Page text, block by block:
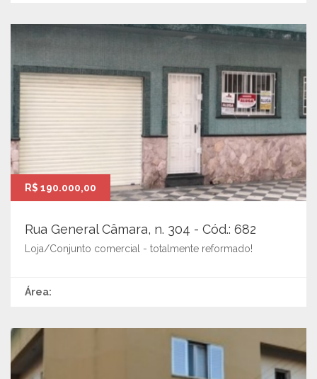
R$ 190.000,00
Rua General Câmara, n. 304 - Cód.: 682
Loja/Conjunto comercial - totalmente reformado!
Área: